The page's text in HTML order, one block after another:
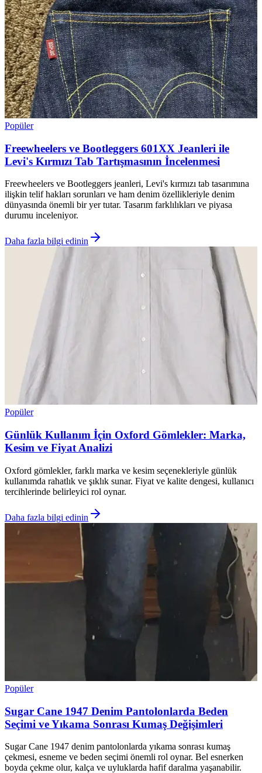
Popüler
Freewheelers ve Bootleggers 601XX Jeanleri ile
Levi's Kırmızı Tab Tartışmasının İncelenmesi
Freewheelers ve Bootleggers jeanleri, Levi's kırmızı tab tasarımına
ilişkin telif hakları sorunları ve ham denim özellikleriyle denim
dünyasında önemli bir yer tutar. Tasarım farklılıkları ve piyasa
durumu inceleniyor.
Daha fazla bilgi edinin
Popüler
Günlük Kullanım İçin Oxford Gömlekler: Marka,
Kesim ve Fiyat Analizi
Oxford gömlekler, farklı marka ve kesim seçenekleriyle günlük
kullanımda rahatlık ve şıklık sunar. Fiyat ve kalite dengesi, kullanıcı
tercihlerinde belirleyici rol oynar.
Daha fazla bilgi edinin
Popüler
Sugar Cane 1947 Denim Pantolonlarda Beden
Seçimi ve Yıkama Sonrası Kumaş Değişimleri
Sugar Cane 1947 denim pantolonlarda yıkama sonrası kumaş
çekmesi, esneme ve beden seçimi önemli rol oynar. Bel esnerken
boyda çekme olur, kalça ve uyluklarda hafif daralma yaşanabilir.